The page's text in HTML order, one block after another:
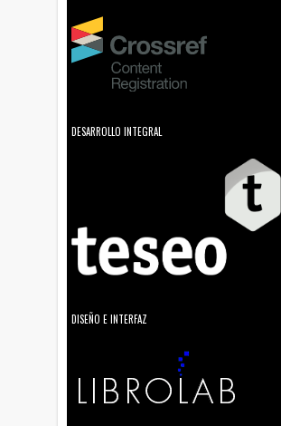
DESARROLLO INTEGRAL
DISEÑO E INTERFAZ